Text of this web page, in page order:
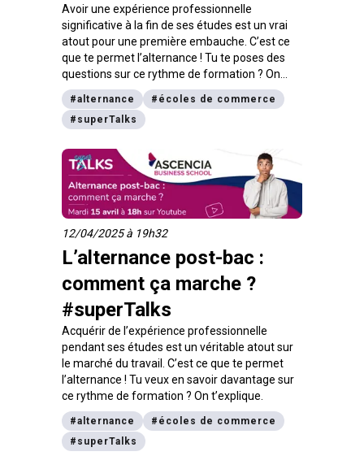
Avoir une expérience professionnelle
significative à la fin de ses études est un vrai
atout pour une première embauche. C’est ce
que te permet l’alternance ! Tu te poses des
questions sur ce rythme de formation ? On
reprend l’essentiel à savoir.
#alternance # écoles de commerce
# superTalks
12/04/2025 à 19h32
L’alternance post-bac :
comment ça marche ?
#superTalks
Acquérir de l’expérience professionnelle
pendant ses études est un véritable atout sur
le marché du travail. C’est ce que te permet
l’alternance ! Tu veux en savoir davantage sur
ce rythme de formation ? On t’explique.
#alternance # écoles de commerce
# superTalks